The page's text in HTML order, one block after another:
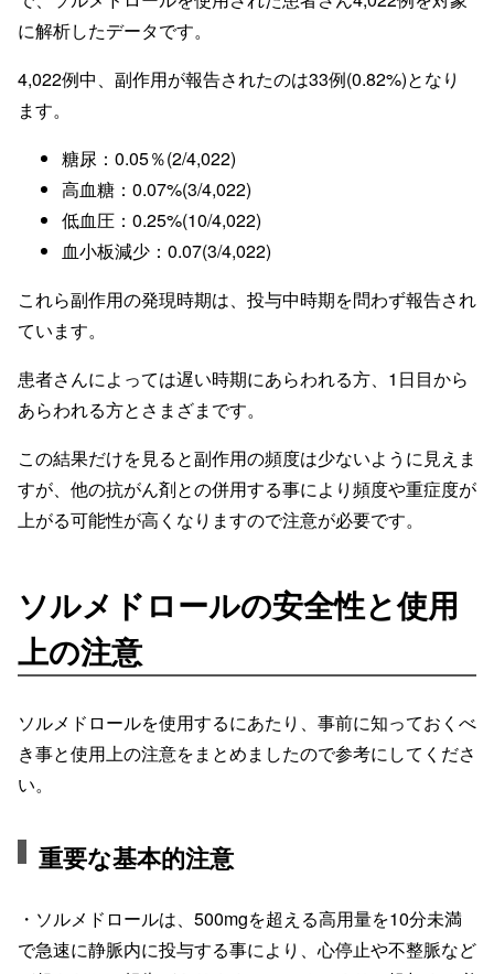
に解析したデータです。
4,022例中、副作用が報告されたのは33例(0.82%)となり
ます。
糖尿：0.05％(2/4,022)
高血糖：0.07%(3/4,022)
低血圧：0.25%(10/4,022)
血小板減少：0.07(3/4,022)
これら副作用の発現時期は、投与中時期を問わず報告され
ています。
患者さんによっては遅い時期にあらわれる方、1日目から
あらわれる方とさまざまです。
この結果だけを見ると副作用の頻度は少ないように見えま
すが、他の抗がん剤との併用する事により頻度や重症度が
上がる可能性が高くなりますので注意が必要です。
ソルメドロールの安全性と使用
上の注意
ソルメドロールを使用するにあたり、事前に知っておくべ
き事と使用上の注意をまとめましたので参考にしてくださ
い。
重要な基本的注意
・ソルメドロールは、500mgを超える高用量を10分未満
で急速に静脈内に投与する事により、心停止や不整脈など